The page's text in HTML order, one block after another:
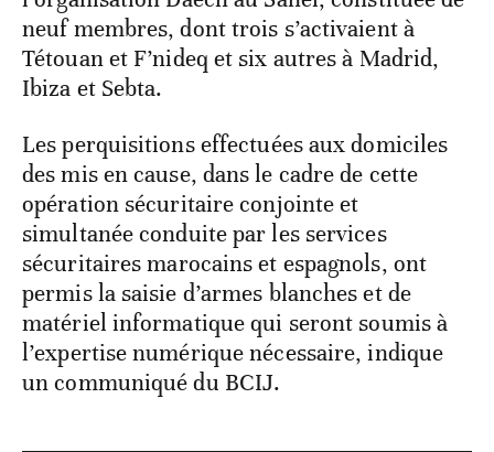
neuf membres, dont trois s’activaient à
Tétouan et F’nideq et six autres à Madrid,
Ibiza et Sebta.
Les perquisitions effectuées aux domiciles
des mis en cause, dans le cadre de cette
opération sécuritaire conjointe et
simultanée conduite par les services
sécuritaires marocains et espagnols, ont
permis la saisie d’armes blanches et de
matériel informatique qui seront soumis à
l’expertise numérique nécessaire, indique
un communiqué du BCIJ.